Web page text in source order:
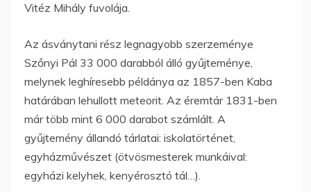
Vitéz Mihály fuvolája.
Az ásványtani rész legnagyobb szerzeménye
Szőnyi Pál 33 000 darabból álló gyűjteménye,
melynek leghíresebb példánya az 1857-ben Kaba
határában lehullott meteorit. Az éremtár 1831-ben
már több mint 6 000 darabot számlált. A
gyűjtemény állandó tárlatai: iskolatörténet,
egyházművészet (ötvösmesterek munkáival:
egyházi kelyhek, kenyérosztó tál…).